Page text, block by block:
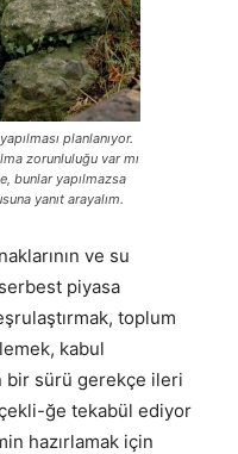
planlanıyor.
zorunluluğu var mı
bunlar yapılmazsa
yanıt arayalım.
ve su
piyasa
toplum
kabul
bir sürü gerekçe ileri
ğe tekabül ediyor
hazırlamak için